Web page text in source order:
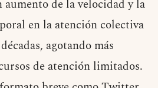
de la velocidad y la
en la atención colectiva
agotando más
de atención limitados.